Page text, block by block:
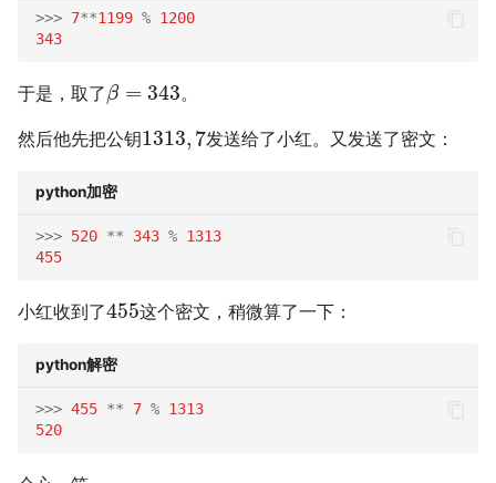
>>> 7**1199 % 1200
343
于是，取了β = 343。
然后他先把公钥1313, 7发送给了小红。又发送了密文：
python加密
>>> 520 ** 343 % 1313
455
小红收到了455这个密文，稍微算了一下：
python解密
>>> 455 ** 7 % 1313
520